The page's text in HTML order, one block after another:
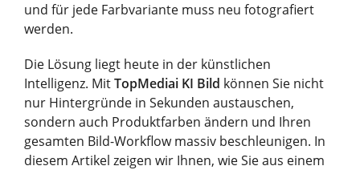
und für jede Farbvariante muss neu fotografiert
werden.
Die Lösung liegt heute in der künstlichen
Intelligenz. MitTopMediai KI Bild können Sie nicht
nur Hintergründe in Sekunden austauschen,
sondern auch Produktfarben ändern und Ihren
gesamten Bild-Workflow massiv beschleunigen. In
diesem Artikel zeigen wir Ihnen, wie Sie aus einem